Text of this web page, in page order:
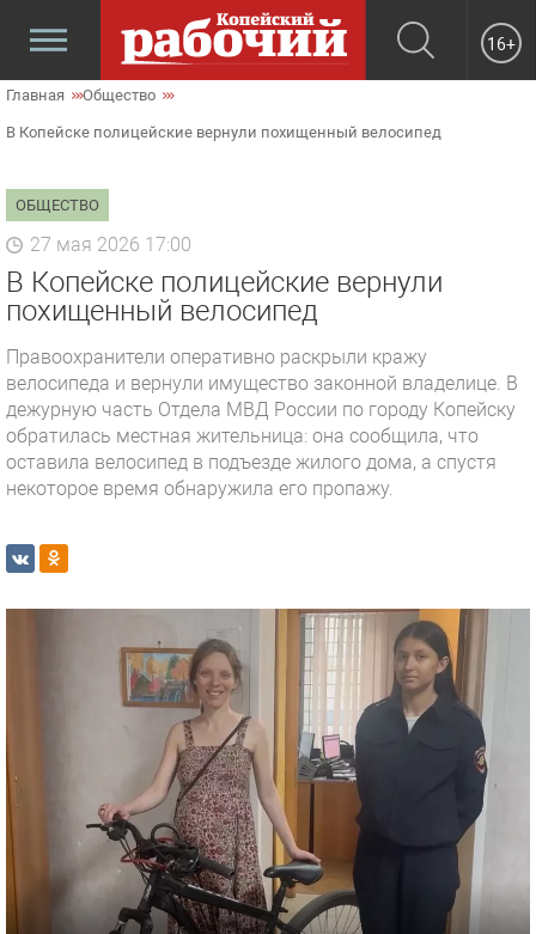
16+
Главная Общество
В Копейске полицейские вернули похищенный велосипед
ОБЩЕСТВО
27 мая 2026 17:00
В Копейске полицейские вернули
похищенный велосипед
Правоохранители оперативно раскрыли кражу
велосипеда и вернули имущество законной владелице. В
дежурную часть Отдела МВД России по городу Копейску
обратилась местная жительница: она сообщила, что
оставила велосипед в подъезде жилого дома, а спустя
некоторое время обнаружила его пропажу.